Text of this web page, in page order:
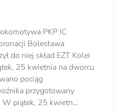
PKP IC
Bolesława
do niej skład EZT Kolei
25 kwietnia na dworcu
pociąg
przygotowany
W piątek, 25 kwietn…